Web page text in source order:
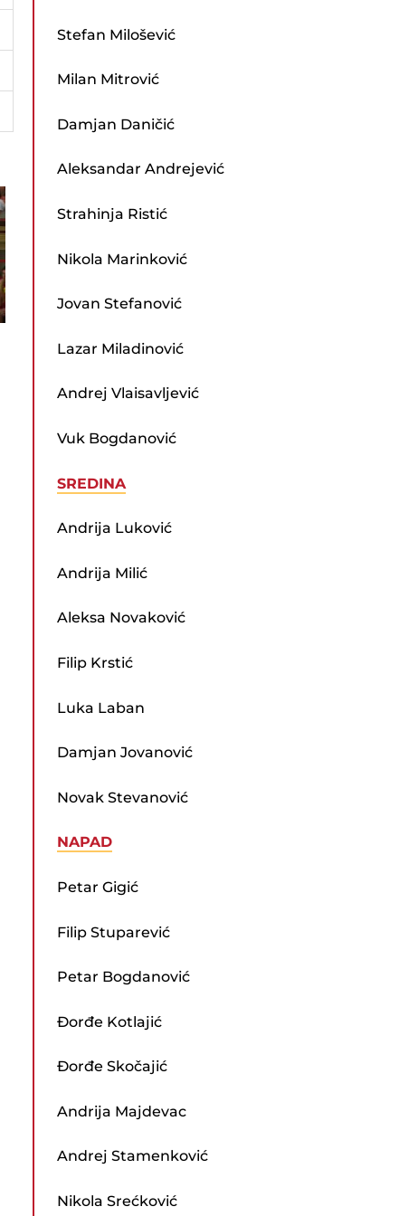
Stefan Milošević
Milan Mitrović
Damjan Daničić
Aleksandar Andrejević
Strahinja Ristić
Nikola Marinković
Jovan Stefanović
Lazar Miladinović
Andrej Vlaisavljević
Vuk Bogdanović
SREDINA
Andrija Luković
Andrija Milić
Aleksa Novaković
Filip Krstić
Luka Laban
Damjan Jovanović
Novak Stevanović
NAPAD
Petar Gigić
Filip Stuparević
Petar Bogdanović
Đorđe Kotlajić
Đorđe Skočajić
Andrija Majdevac
Andrej Stamenković
Nikola Srećković